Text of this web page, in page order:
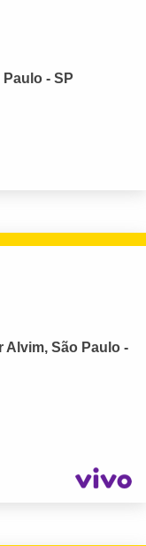
- SP
Alvim, São Paulo -